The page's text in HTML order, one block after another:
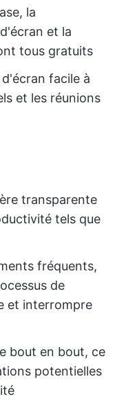
la
et la
tous gratuits
facile à
et les réunions
transparente
tels que
fréquents,
de
et interrompre
bout en bout, ce
potentielles